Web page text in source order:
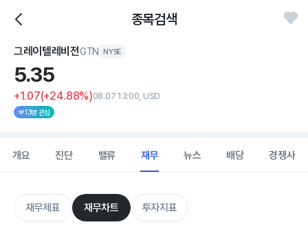
종목검색
그레이텔레비전GTN NYSE
5.35
+1.07(+24.88%)08.07 13:00, USD
13명 관심
개요 진단 밸류 재무 뉴스 배당 경쟁사
재무제표 재무차트 투자지표